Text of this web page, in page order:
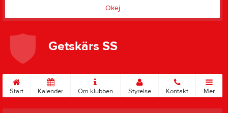
Okej
Getskärs SS
Start Kalender Om klubben Styrelse Kontakt Mer